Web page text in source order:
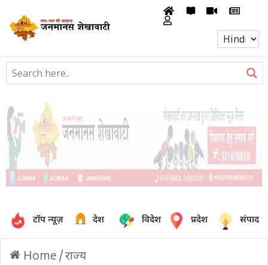
टॉप न्यूज़ देश विदेश प्रदेश
Home /राज्य